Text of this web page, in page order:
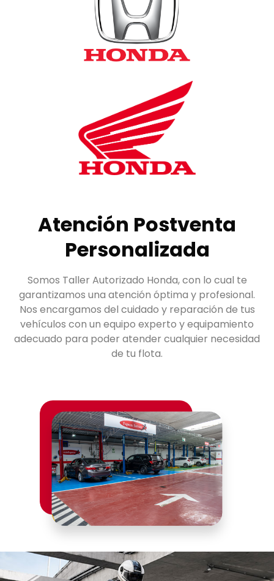
Atención Postventa
Personalizada
Somos Taller Autorizado Honda, con lo cual te
garantizamos una atención óptima y profesional.
Nos encargamos del cuidado y reparación de tus
vehículos con un equipo experto y equipamiento
adecuado para poder atender cualquier necesidad
de tu flota.